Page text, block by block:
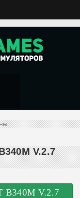
V.2.7
B340M V.2.7